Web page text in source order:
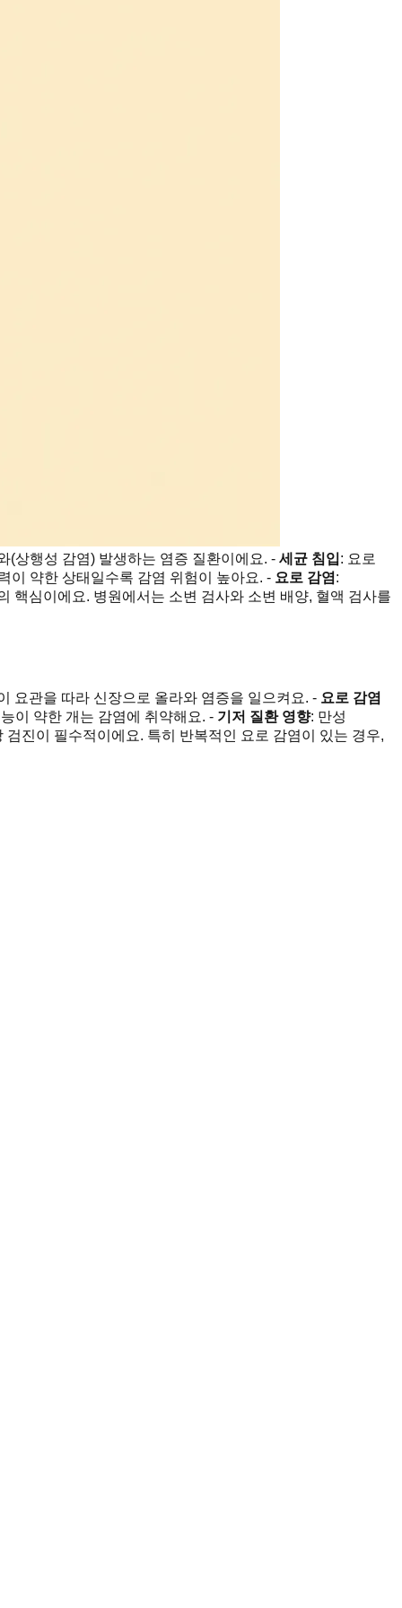
(상행성 감염) 발생하는 염증 질환이에요. - 세균 침입: 요로
이 약한 상태일수록 감염 위험이 높아요. - 요로 감염:
핵심이에요. 병원에서는 소변 검사와 소변 배양, 혈액 검사를
요관을 따라 신장으로 올라와 염증을 일으켜요. - 요로 감염
이 약한 개는 감염에 취약해요. - 기저 질환 영향: 만성
진이 필수적이에요. 특히 반복적인 요로 감염이 있는 경우,